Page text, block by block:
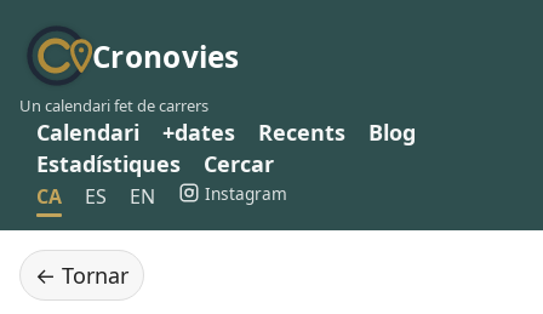
Cronovies
Un calendari fet de carrers
Calendari +dates Recents
Blog
Estadístiques
Cercar
CA ES EN Instagram
← Tornar